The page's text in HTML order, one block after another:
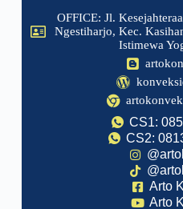
OFFICE: Jl.
Ngestiharjo, Kec.
Istimewa
CS1:
CS2:
Arto
Arto